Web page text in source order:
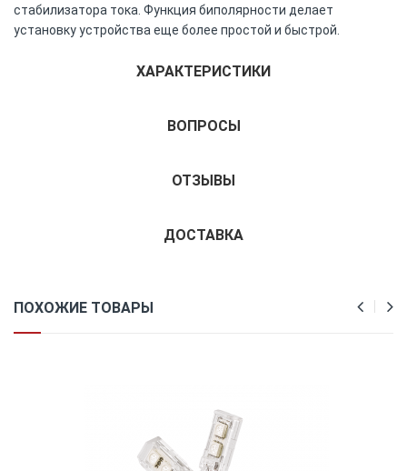
стабилизатора тока. Функция биполярности делает
установку устройства еще более простой и быстрой.
ХАРАКТЕРИСТИКИ
ВОПРОСЫ
ОТЗЫВЫ
ДОСТАВКА
ПОХОЖИЕ ТОВАРЫ